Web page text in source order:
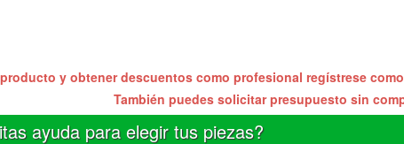
y obtener descuentos como profesional regístrese
También puedes solicitar presupuesto sin
ayuda para elegir tus piezas?